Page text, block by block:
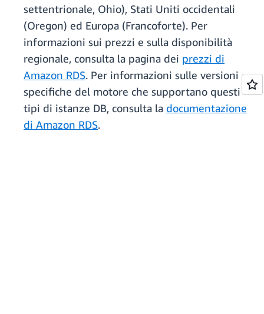
settentrionale, Ohio), Stati Uniti occidentali
(Oregon) ed Europa (Francoforte). Per
informazioni sui prezzi e sulla disponibilità
regionale, consulta la pagina dei prezzi di
Amazon RDS. Per informazioni sulle versioni
specifiche del motore che supportano questi
tipi di istanze DB, consulta la documentazione
di Amazon RDS.